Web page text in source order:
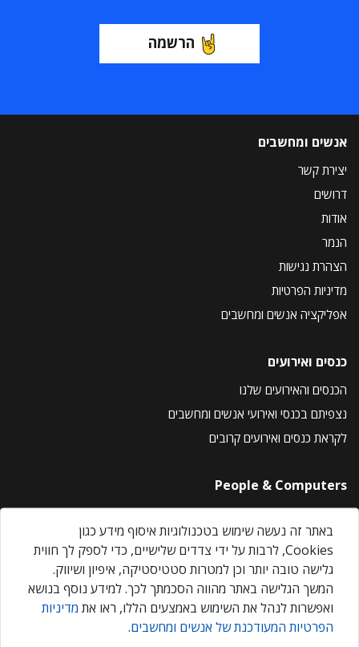
הרשמה
אנשים ומחשבים
יצירת קשר
דרושים
אודות
הנמר
הצהרת נגישות
מדיניות הפרטיות
אפליקציה אנשים ומחשבים
כנסים ואירועים
הכנסים והאירועים שלנו
נצפיתם בכנסי ואירועי אנשים ומחשבים
לקראת כנסים ואירועים קרובים
People & Computers
About Us
Privacy Policy
Contact Us
Our Events
באתר זה נעשה שימוש בטכנולוגיות איסוף מידע כגון
Cookies, לרבות על ידי צדדים שלישיים, כדי לספק לך חווית
גלישה טובה יותר וכן למטרות סטטיסטיקה, איפיון ושיווק.
המשך הגלישה באתר מהווה הסכמתך לכך. למידע נוסף בנושא
ואפשרות לנהל את השימוש באמצעים הללו, ראו את מדיניות
הפרטיות המעודכנת של אנשים ומחשבים.